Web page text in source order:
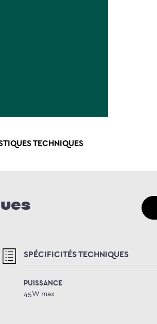
TECHNIQUES
SPÉCIFICITÉS TECHNIQUES
PUISSANCE
45W max